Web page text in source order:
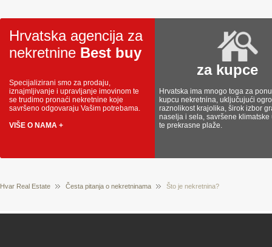
Hrvatska agencija za
nekretnine Best buy
Specijalizirani smo za prodaju,
iznajmljivanje i upravljanje imovinom te
se trudimo pronaći nekretnine koje
savršeno odgovaraju Vašim potrebama.
VIŠE O NAMA +
za kupce
Hrvatska ima mnogo toga za
kupcu nekretnina, uključujući
raznolikost krajolika, širok izbor
naselja i sela, savršene klimatske
te prekrasne plaže.
Hvar Real Estate Česta pitanja o nekretninama Što je nekretnina?